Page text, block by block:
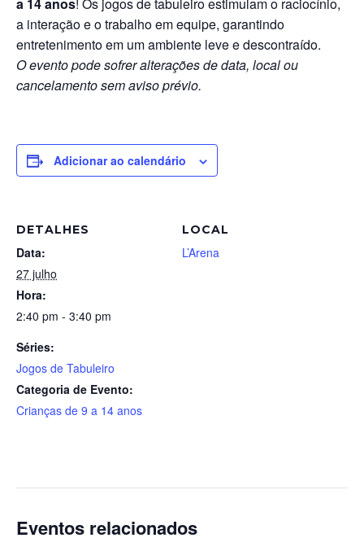
a interação e o trabalho em equipe, garantindo
entretenimento em um ambiente leve e descontraído.
O evento pode sofrer alterações de data, local ou
cancelamento sem aviso prévio.
Adicionar ao calendário
DETALHES
Data:
27 julho
Hora:
2:40 pm - 3:40 pm
Séries:
Jogos de Tabuleiro
Categoria de Evento:
Crianças de 9 a 14 anos
LOCAL
L’Arena
Eventos relacionados